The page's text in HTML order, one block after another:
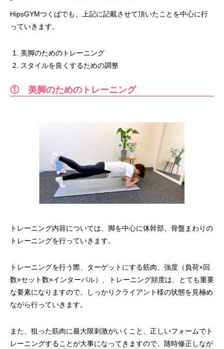
HipsGYMつくばでも、上記に記載させて頂いたことを中心に行
っていきます。
美脚のためのトレーニング
スタイルを良くするための調整
① 美脚のためのトレーニング
トレーニング内容については、脚を中心に体幹部、骨盤まわりの
トレーニングを行っていきます。
トレーニングを行う際、ターゲットにする筋肉、強度（負荷×回
数×セット数×インターバル）、トレーニング頻度は、とても重要
な要素になりますので、しっかりクライアント様の状態を見極め
ながら行っていきます。
また、狙った筋肉に最大限刺激がいくこと、正しいフォームでト
レーニングすることが大事になってきますので、随時修正しなが